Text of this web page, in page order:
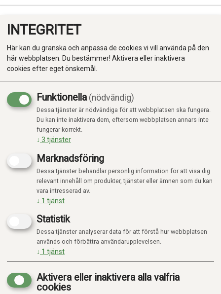
Produkter
Kategorier
Kampanj
INTEGRITET
Här kan du granska och anpassa de cookies vi vill använda på den
här webbplatsen. Du bestämmer! Aktivera eller inaktivera
cookies efter eget önskemål.
Funktionella (nödvändig)
Dessa tjänster är nödvändiga för att webbplatsen ska fungera.
Du kan inte inaktivera dem, eftersom webbplatsen annars inte
fungerar korrekt.
↓ 3 tjänster
Marknadsföring
Dessa tjänster behandlar personlig information för att visa dig
relevant innehåll om produkter, tjänster eller ämnen som du kan
vara intresserad av.
↓ 1 tjänst
Statistik
Dessa tjänster analyserar data för att förstå hur webbplatsen
används och förbättra användarupplevelsen.
↓ 1 tjänst
Aktivera eller inaktivera alla valfria
cookies